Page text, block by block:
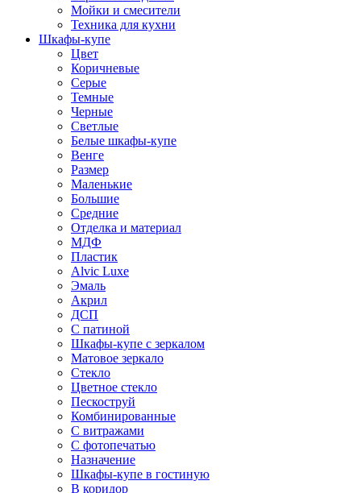
Мойки и смесители
Техника для кухни
Шкафы-купе
Цвет
Коричневые
Серые
Темные
Черные
Светлые
Белые шкафы-купе
Венге
Размер
Маленькие
Большие
Средние
Отделка и материал
МДФ
Пластик
Alvic Luxe
Эмаль
Акрил
ДСП
С патиной
Шкафы-купе с зеркалом
Матовое зеркало
Стекло
Цветное стекло
Пескоструй
Комбинированные
С витражами
С фотопечатью
Назначение
Шкафы-купе в гостиную
В коридор